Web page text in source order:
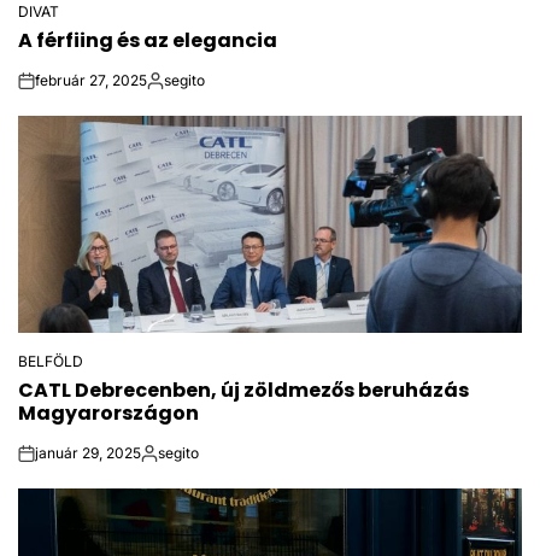
POSTED
IN
DIVAT
A férfiing és az elegancia
onfebruár 27, 2025Posted
segito
POSTED
IN
BELFÖLD
CATL Debrecenben, új zöldmezős beruházás
Magyarországon
onjanuár 29, 2025Posted
segito